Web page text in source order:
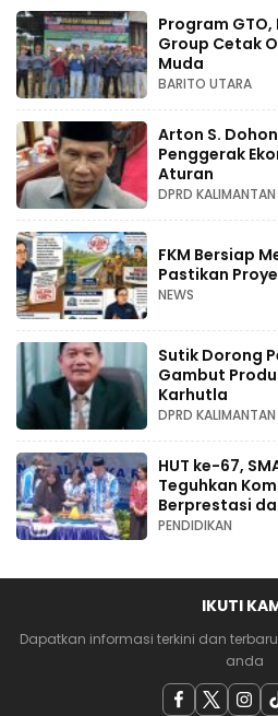
Program
Group Cetak
Muda
BARITO UTARA
Arton S.
Penggerak
Aturan
DPRD
FKM Bersiap
Pastikan
NEWS
Sutik Dorong
Gambut
Karhutla
DPRD
HUT ke-67,
Teguhkan
Berprestasi
PENDIDIKAN
IKUTI
Dapatkan informasi terkini dan
anda